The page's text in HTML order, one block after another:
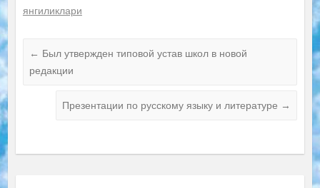
янгиликлари
← Был утвержден типовой устав школ в новой
редакции
Презентации по русскому языку и литературе →